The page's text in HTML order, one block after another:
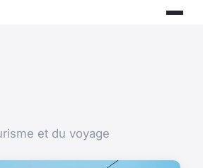
et du voyage